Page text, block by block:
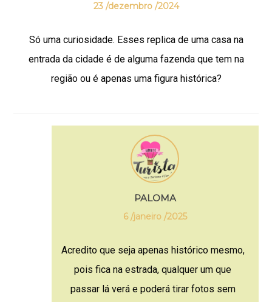
23 /dezembro /2024
Só uma curiosidade. Esses replica de uma casa na
entrada da cidade é de alguma fazenda que tem na
região ou é apenas uma figura histórica?
PALOMA
6 /janeiro /2025
Acredito que seja apenas histórico mesmo,
pois fica na estrada, qualquer um que
passar lá verá e poderá tirar fotos sem